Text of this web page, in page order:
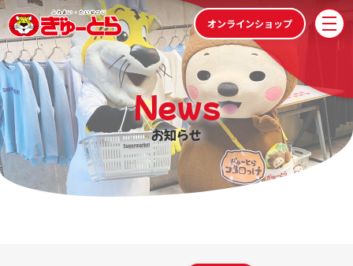
株式会社ぎゅーとら
メ
オンラインショップ
お知らせ